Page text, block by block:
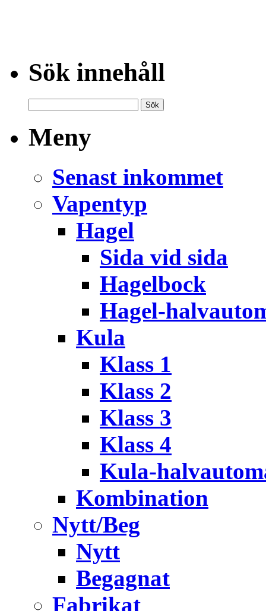
Sök innehåll
Meny
Senast inkommet
Vapentyp
Hagel
Sida vid sida
Hagelbock
Hagel-
Kula
Klass 1
Klass 2
Klass 3
Klass 4
Kula-
Kombination
Nytt/Beg
Nytt
Begagnat
Fabrikat